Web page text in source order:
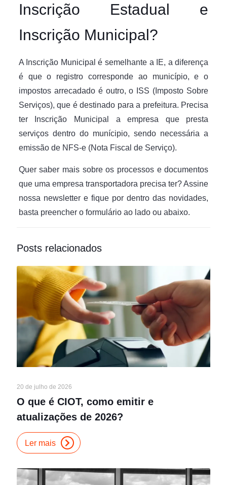
Inscrição Estadual e
Inscrição Municipal?
A Inscrição Municipal é semelhante a IE, a diferença
é que o registro corresponde ao município, e o
impostos arrecadado é outro, o ISS (Imposto Sobre
Serviços), que é destinado para a prefeitura. Precisa
ter Inscrição Municipal a empresa que presta
serviços dentro do munícipio, sendo necessária a
emissão de NFS-e (Nota Fiscal de Serviço).
Quer saber mais sobre os processos e documentos
que uma empresa transportadora precisa ter? Assine
nossa newsletter e fique por dentro das novidades,
basta preencher o formulário ao lado ou abaixo.
Posts relacionados
20 de julho de 2026
O que é CIOT, como emitir e
atualizações de 2026?
Ler mais